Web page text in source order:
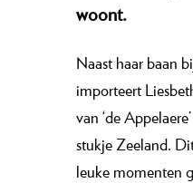
woont.
Naast haar baan
importeert
van ‘de
stukje Zeeland.
leuke momenten